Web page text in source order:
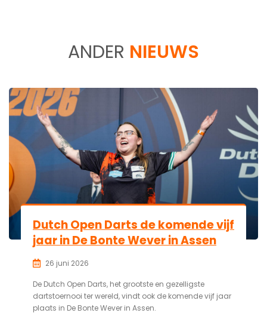
ANDER NIEUWS
Dutch Open Darts de komende vijf
jaar in De Bonte Wever in Assen
26 juni 2026
De Dutch Open Darts, het grootste en gezelligste
dartstoernooi ter wereld, vindt ook de komende vijf jaar
plaats in De Bonte Wever in Assen.